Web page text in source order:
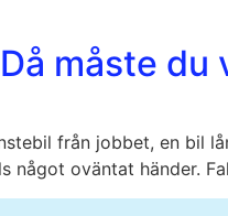
måste du
från jobbet, en bil
något oväntat händer.